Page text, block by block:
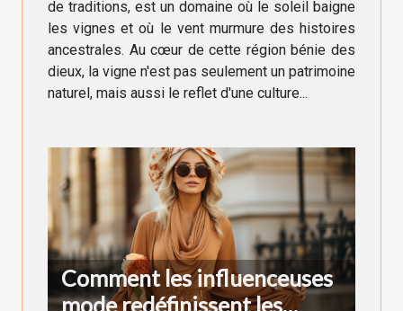
de traditions, est un domaine où le soleil baigne
les vignes et où le vent murmure des histoires
ancestrales. Au cœur de cette région bénie des
dieux, la vigne n'est pas seulement un patrimoine
naturel, mais aussi le reflet d'une culture...
Comment les influenceuses
mode redéfinissent les